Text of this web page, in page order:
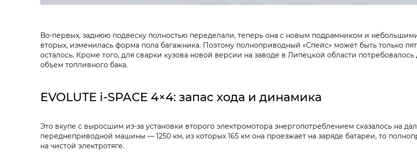
Во-первых, заднюю подвеску полностью переделали, теперь она с новым подрамником и
вторых, изменилась форма пола багажника. Поэтому полноприводный «Спейс» может быть только
осталось. Кроме того, для сварки кузова новой версии на заводе в Липецкой области потребовалось
объем топливного бака.
EVOLUTE i‑SPACE 4×4: запас хода и динамика
Это вкупе с выросшим из-за установки второго электромотора энергопотреблением сказалось на
переднеприводной машины — 1250 км, из которых 165 км она проезжает на заряде батареи, то
на чистой электротяге.